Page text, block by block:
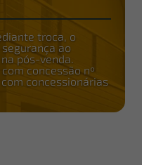
troca, o
ao
pós-venda.
concessão nº
concessionárias